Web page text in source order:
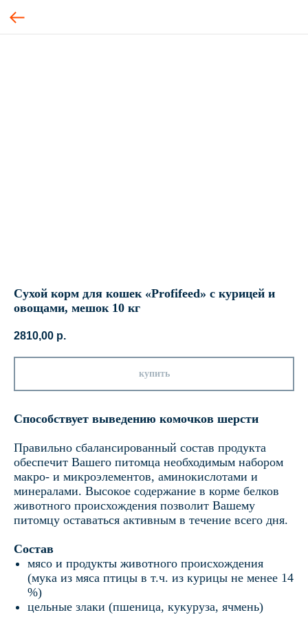
Сухой корм для кошек «Profifeed» с курицей и
овощами, мешок 10 кг
2810,00 р.
купить
Способствует выведению комочков шерсти
Правильно сбалансированный состав продукта
обеспечит Вашего питомца необходимым набором
макро- и микроэлементов, аминокислотами и
минералами. Высокое содержание в корме белков
животного происхождения позволит Вашему
питомцу оставаться активным в течение всего дня.
Состав
мясо и продукты животного происхождения
(мука из мяса птицы в т.ч. из курицы не менее 14
%)
цельные злаки (пшеница, кукуруза, ячмень)